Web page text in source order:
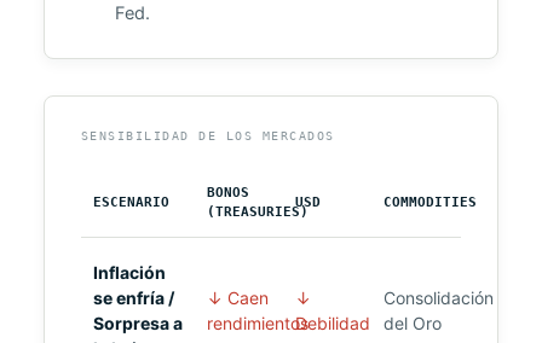
Fed.
SENSIBILIDAD DE LOS MERCADOS
ESCENARIO
BONOS
(TREASURIES)
USD COMMODITIES
Inflación
se enfría /
Sorpresa a
↓ Caen
rendimientos
↓
Debilidad
Consolidación
del Oro